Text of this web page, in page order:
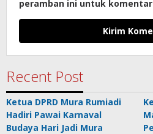
peramban ini untuk
Recent Post
Ketua DPRD Mura Rumiadi
Hadiri Pawai Karnaval
Budaya Hari Jadi Mura